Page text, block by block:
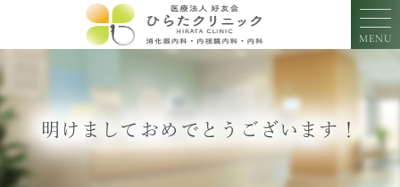
MENU
明けましておめでとうございます！